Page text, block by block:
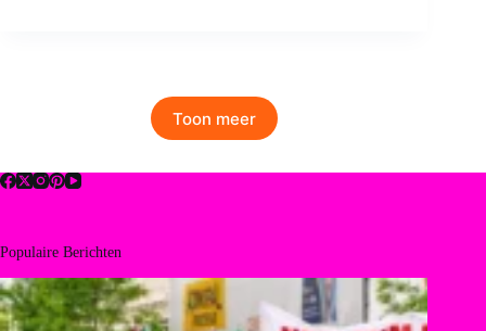
Toon meer
Populaire Berichten